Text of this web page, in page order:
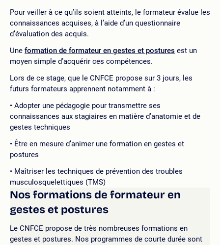
Pour veiller à ce qu’ils soient atteints, le formateur évalue les
connaissances acquises, à l’aide d’un questionnaire
d’évaluation des acquis.
Une formation de formateur en gestes et postures est un
moyen simple d’acquérir ces compétences.
Lors de ce stage, que le CNFCE propose sur 3 jours, les
futurs formateurs apprennent notamment à :
Adopter une pédagogie pour transmettre ses
connaissances aux stagiaires en matière d’anatomie et de
gestes techniques
Être en mesure d’animer une formation en gestes et
postures
Maîtriser les techniques de prévention des troubles
musculosquelettiques (TMS)
Nos formations de formateur en
gestes et postures
Le CNFCE propose de très nombreuses formations en
gestes et postures. Nos programmes de courte durée sont